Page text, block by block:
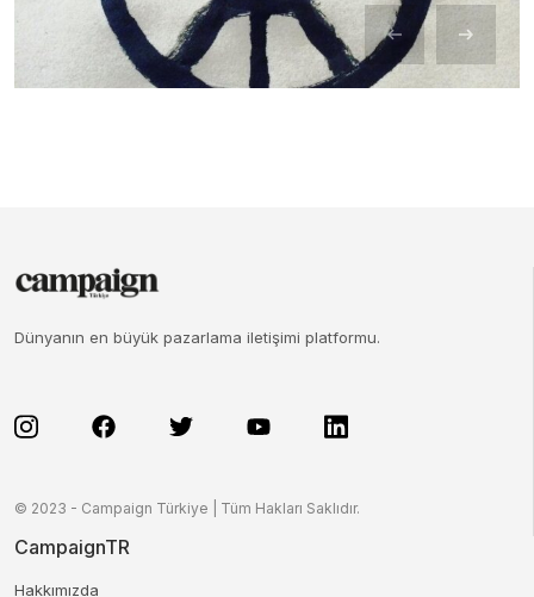
Dünyanın en büyük pazarlama iletişimi platformu.
© 2023 - Campaign Türkiye | Tüm Hakları Saklıdır.
CampaignTR
Hakkımızda